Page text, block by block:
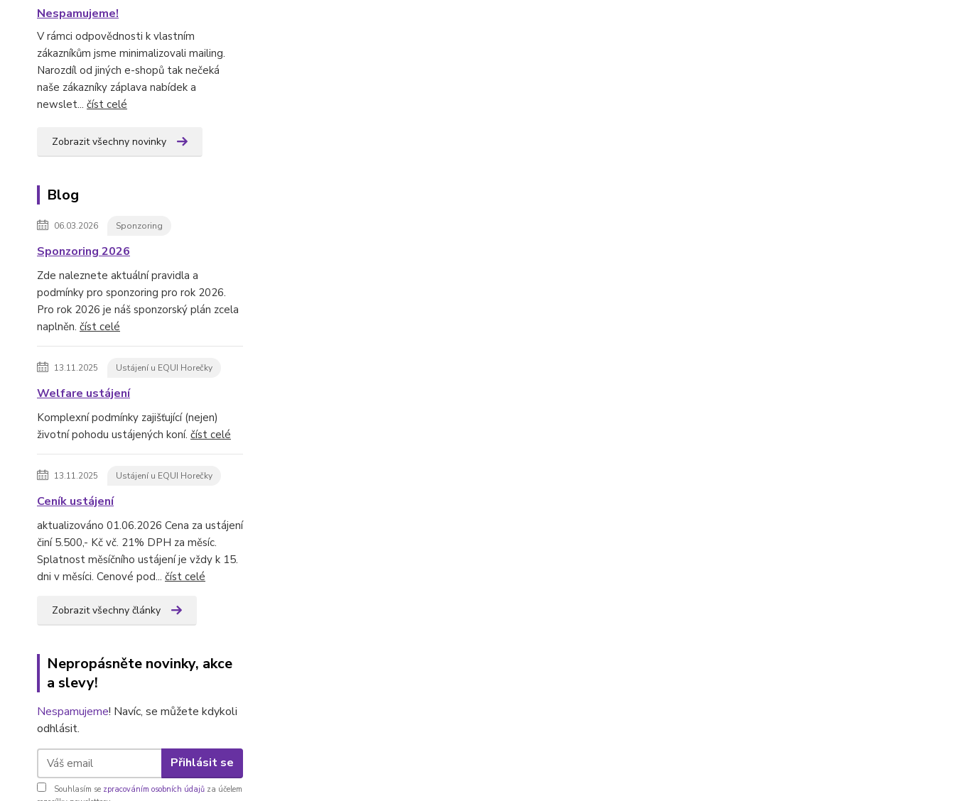
Nespamujeme!
V rámci odpovědnosti k vlastním
zákazníkům jsme minimalizovali mailing.
Narozdíl od jiných e-shopů tak nečeká
naše zákazníky záplava nabídek a
newslet... číst celé
Zobrazit všechny novinky
Blog
06.03.2026 Sponzoring
Sponzoring 2026
Zde naleznete aktuální pravidla a
podmínky pro sponzoring pro rok 2026.
Pro rok 2026 je náš sponzorský plán zcela
naplněn. číst celé
13.11.2025 Ustájení u EQUI Horečky
Welfare ustájení
Komplexní podmínky zajišťující (nejen)
životní pohodu ustájených koní. číst celé
13.11.2025 Ustájení u EQUI Horečky
Ceník ustájení
aktualizováno 01.06.2026 Cena za ustájení
činí 5.500,- Kč vč. 21% DPH za měsíc.
Splatnost měsíčního ustájení je vždy k 15.
dni v měsíci. Cenové pod... číst celé
Zobrazit všechny články
Nepropásněte novinky, akce
a slevy!
Nespamujeme! Navíc, se můžete kdykoli
odhlásit.
Přihlásit se
Souhlasím se zpracováním osobních údajů za účelem